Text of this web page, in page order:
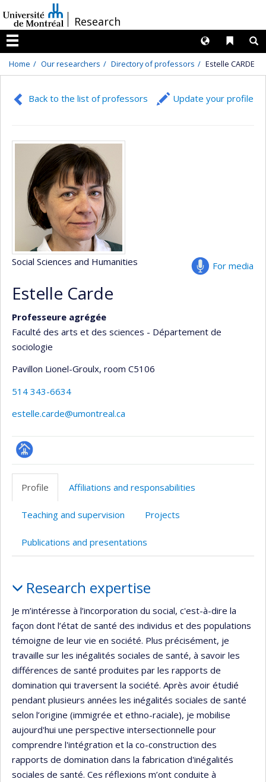
au
contenu
/Research
Menu
Liens
Langues
Home Our researchers Directory of professors Estelle CARDE
Back to the list of professors Update your profile
For media
Social Sciences and Humanities
Estelle Carde
Professeure agrégée
Faculté des arts et des sciences - Département de
sociologie
Pavillon Lionel-Groulx, room C5106
514 343-6634
estelle.carde@umontreal.ca
Page
professionnelle
Profile Affiliations and responsabilities
Teaching and supervision Projects
Publications and presentations
Research expertise
Je m’intéresse à l’incorporation du social, c'est-à-dire la
façon dont l’état de santé des individus et des populations
témoigne de leur vie en société. Plus précisément, je
travaille sur les inégalités sociales de santé, à savoir les
différences de santé produites par les rapports de
domination qui traversent la société. Après avoir étudié
pendant plusieurs années les inégalités sociales de santé
selon l’origine (immigrée et ethno-raciale), je mobilise
aujourd'hui une perspective intersectionnelle pour
comprendre l'intégration et la co-construction des
rapports de domination dans la fabrication d'inégalités
sociales de santé. Ces réflexions m’ont conduite à